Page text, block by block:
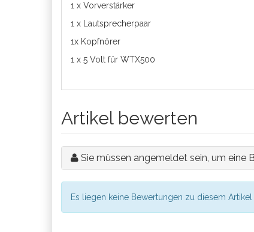
1 x Vorverstärker
1 x Lautsprecherpaar
1x Kopfnörer
1 x 5 Volt für WTX500
Artikel bewerten
Sie müssen angemeldet sein, um eine
Es liegen keine Bewertungen zu diesem Artikel